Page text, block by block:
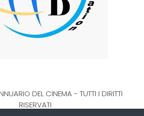
DEL CINEMA - TUTTI I DIRITTI
RISERVATI